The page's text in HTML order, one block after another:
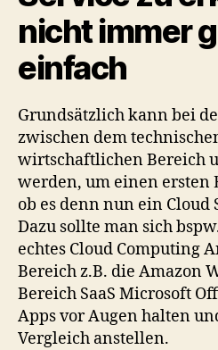
nicht immer
einfach
Grundsätzlich kann bei
zwischen dem
wirtschaftlichen Bereich
werden, um einen ersten
ob es denn nun ein Cloud
Dazu sollte man sich
echtes Cloud Computing
Bereich z.B. die Amazon
Bereich SaaS Microsoft
Apps vor Augen halten
Vergleich anstellen.